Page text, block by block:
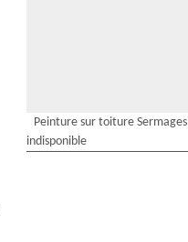
Peinture sur toiture Sermages
indisponible